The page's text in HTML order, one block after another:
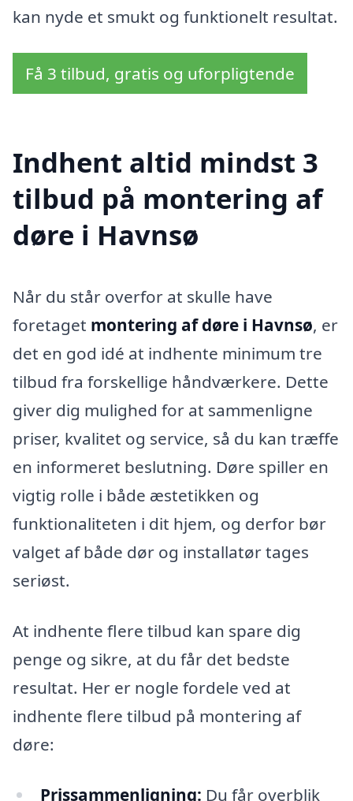
kan nyde et smukt og funktionelt resultat.
Få 3 tilbud, gratis og uforpligtende
Indhent altid mindst 3
tilbud på montering af
døre i Havnsø
Når du står overfor at skulle have
foretaget montering af døre i Havnsø, er
det en god idé at indhente minimum tre
tilbud fra forskellige håndværkere. Dette
giver dig mulighed for at sammenligne
priser, kvalitet og service, så du kan træffe
en informeret beslutning. Døre spiller en
vigtig rolle i både æstetikken og
funktionaliteten i dit hjem, og derfor bør
valget af både dør og installatør tages
seriøst.
At indhente flere tilbud kan spare dig
penge og sikre, at du får det bedste
resultat. Her er nogle fordele ved at
indhente flere tilbud på montering af
døre:
Prissammenligning: Du får overblik